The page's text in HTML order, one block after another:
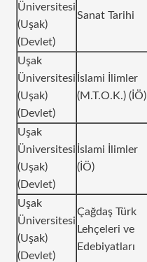
Üniversitesi
(Uşak)
(Devlet)
Sanat Tarihi
Uşak
Üniversitesi
(Uşak)
(Devlet)
İslami İlimler
(M.T.O.K.) (İÖ)
Uşak
Üniversitesi
(Uşak)
(Devlet)
İslami İlimler
(İÖ)
Uşak
Üniversitesi
(Uşak)
(Devlet)
Çağdaş Türk
Lehçeleri ve
Edebiyatları